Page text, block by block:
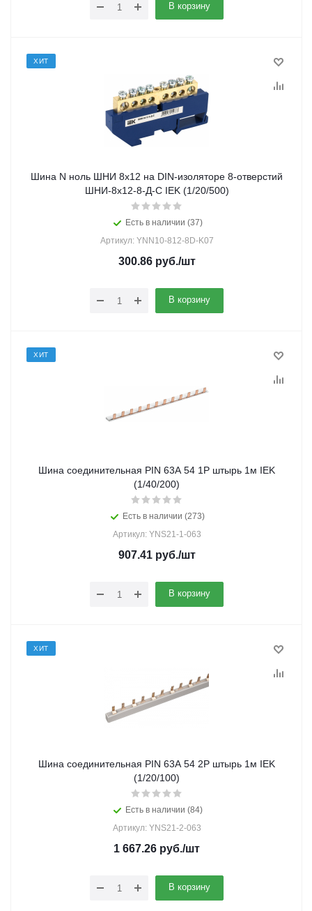
В корзину
ХИТ
Шина N ноль ШНИ 8х12 на DIN-изоляторе 8-отверстий
ШНИ-8х12-8-Д-С IEK (1/20/500)
Есть в наличии (37)
Артикул: YNN10-812-8D-K07
300.86руб./шт
В корзину
ХИТ
Шина соединительная PIN 63А 54 1Р штырь 1м IEK
(1/40/200)
Есть в наличии (273)
Артикул: YNS21-1-063
907.41руб./шт
В корзину
ХИТ
Шина соединительная PIN 63А 54 2Р штырь 1м IEK
(1/20/100)
Есть в наличии (84)
Артикул: YNS21-2-063
1 667.26 руб./шт
В корзину